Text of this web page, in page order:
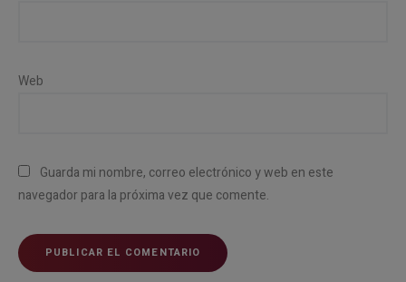
Web
Guarda mi nombre, correo electrónico y web en este
navegador para la próxima vez que comente.